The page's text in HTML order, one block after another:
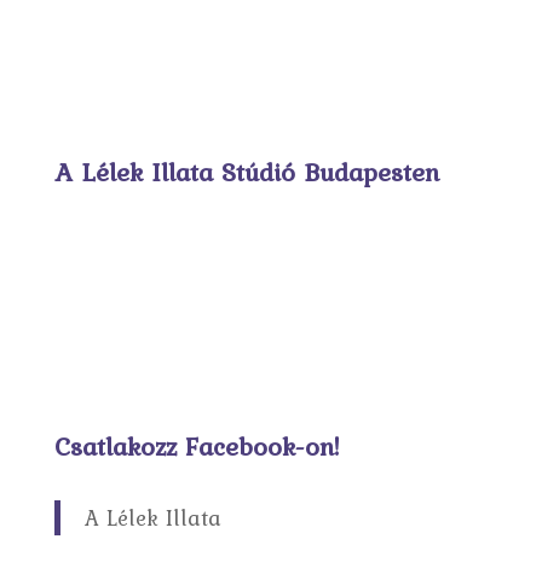
A Lélek Illata Stúdió Budapesten
Csatlakozz Facebook-on!
A Lélek Illata